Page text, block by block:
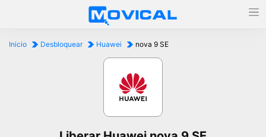
Inicio Desbloquear Huawei nova 9 SE